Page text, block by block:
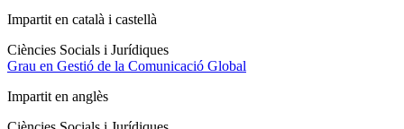
Impartit en català i castellà
Ciències Socials i Jurídiques
Grau en Gestió de la Comunicació Global
Impartit en anglès